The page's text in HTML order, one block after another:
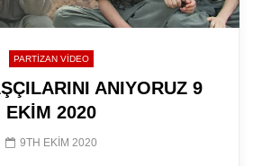
PARTIZAN VIDEO
ANIYORUZ 9
EKİM 2020
9TH EKIM 2020